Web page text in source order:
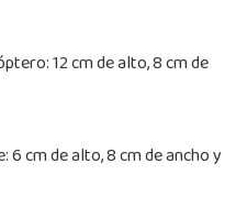
12 cm de alto, 8 cm de
6 cm de alto, 8 cm de ancho y